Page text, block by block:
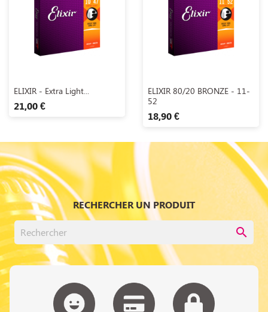
 Aperçu rapide
ELIXIR - Extra Light...
21,00 €
Aperçu rapide
ELIXIR 80/20 BRONZE - 11-
52
18,90 €
RECHERCHER UN PRODUIT
search